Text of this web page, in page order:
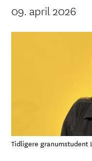
09. april 2026
Tidligere granumstudent